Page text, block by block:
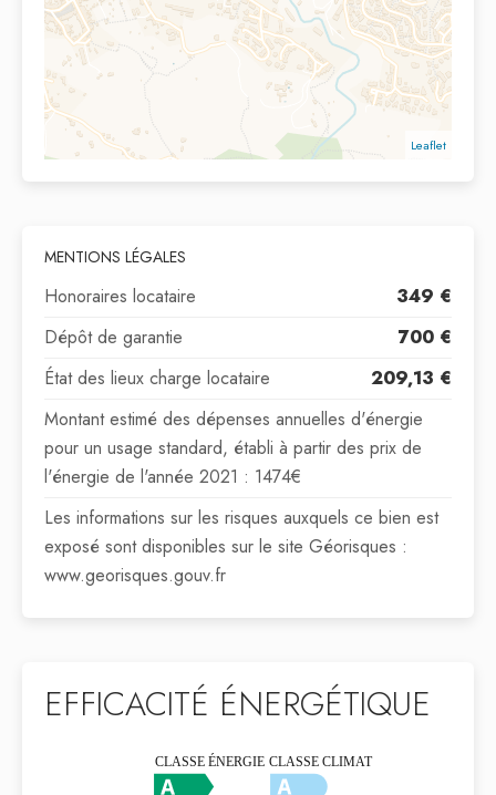
Leaflet
MENTIONS LÉGALES
Honoraires locataire
349 €
Dépôt de garantie
700 €
État des lieux charge locataire
209,13 €
Montant estimé des dépenses annuelles d'énergie
pour un usage standard, établi à partir des prix de
l'énergie de l'année 2021 : 1474€
Les informations sur les risques auxquels ce bien est
exposé sont disponibles sur le site Géorisques :
www.georisques.gouv.fr
EFFICACITÉ ÉNERGÉTIQUE